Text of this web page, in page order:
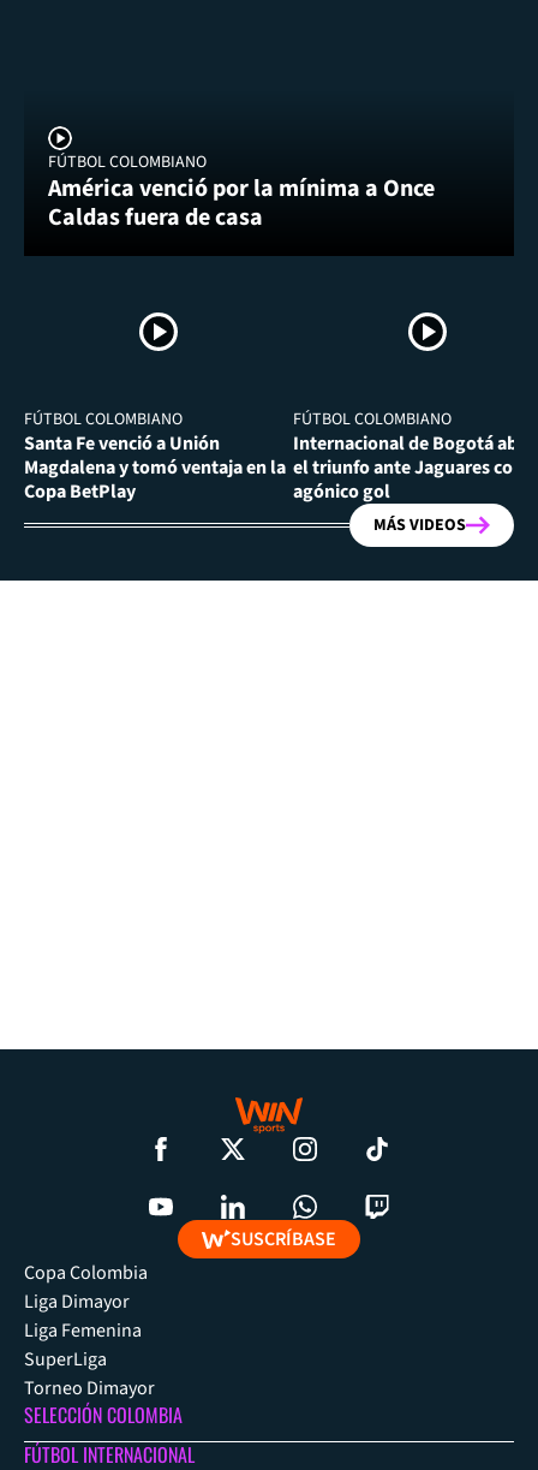
FÚTBOL COLOMBIANO
América venció por la mínima a Once
Caldas fuera de casa
FÚTBOL COLOMBIANO
Santa Fe venció a Unión
Magdalena y tomó ventaja en la
Copa BetPlay
FÚTBOL COLOMBIANO
Internacional de Bogotá
el triunfo ante Jaguares con
agónico gol
MÁS VIDEOS
SUSCRÍBASE
Copa Colombia
Liga Dimayor
Liga Femenina
SuperLiga
Torneo Dimayor
SELECCIÓN COLOMBIA
FÚTBOL INTERNACIONAL